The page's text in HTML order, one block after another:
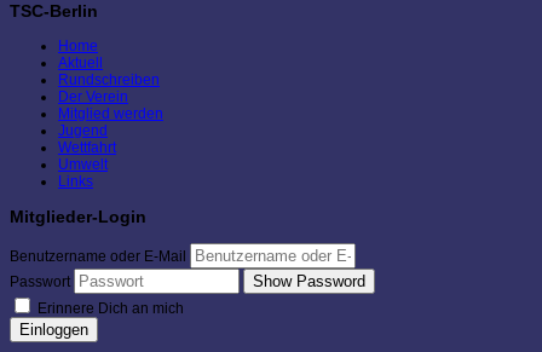
TSC-Berlin
Home
Aktuell
Rundschreiben
Der Verein
Mitglied werden
Jugend
Wettfahrt
Umwelt
Links
Mitglieder-Login
Benutzername oder E-Mail
Passwort
Show Password
Erinnere Dich an mich
Einloggen